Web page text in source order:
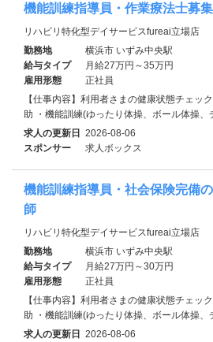
機能訓練指導員・作業療法士募
リハビリ特化型デイサービスfureai立場店
勤務地
横浜市 いずみ中央駅
給与タイプ
月給27万円～35万円
雇用形態
正社員
【仕事内容】利用者さまの健康状態チェッ
助 ・機能訓練(ゆったり体操、ボール体操、
求人の更新日 2026-08-06
スポンサー
求人ボックス
機能訓練指導員・社会保険完備
師
リハビリ特化型デイサービスfureai立場店
勤務地
横浜市 いずみ中央駅
給与タイプ
月給27万円～30万円
雇用形態
正社員
【仕事内容】利用者さまの健康状態チェッ
助 ・機能訓練(ゆったり体操、ボール体操、
求人の更新日 2026-08-06